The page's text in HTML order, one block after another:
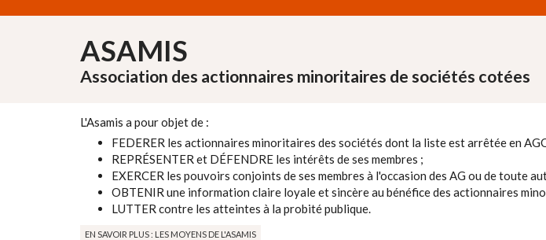
ASAMIS
Association des actionnaires minoritaires de sociétés cotées
L'Asamis a pour objet de :
FEDERER les actionnaires minoritaires des sociétés dont la liste est arrêtée en
REPRÉSENTER et DÉFENDRE les intérêts de ses membres ;
EXERCER les pouvoirs conjoints de ses membres à l'occasion des AG ou de toute
OBTENIR une information claire loyale et sincère au bénéfice des actionnaires
LUTTER contre les atteintes à la probité publique.
EN SAVOIR PLUS : LES MOYENS DE L'ASAMIS